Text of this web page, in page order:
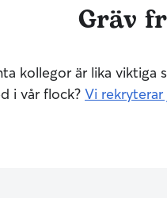
Gräv
kollegor är lika viktiga
i vår flock? Vi rekryterar